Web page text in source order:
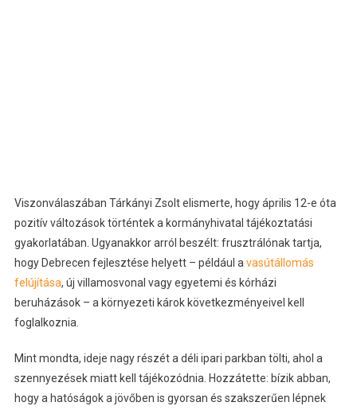
Viszonválaszában Tárkányi Zsolt elismerte, hogy április 12-e óta
pozitív változások történtek a kormányhivatal tájékoztatási
gyakorlatában. Ugyanakkor arról beszélt: frusztrálónak tartja,
hogy Debrecen fejlesztése helyett – például a vasútállomás
felújítása, új villamosvonal vagy egyetemi és kórházi
beruházások – a környezeti károk következményeivel kell
foglalkoznia.
Mint mondta, ideje nagy részét a déli ipari parkban tölti, ahol a
szennyezések miatt kell tájékozódnia. Hozzátette: bízik abban,
hogy a hatóságok a jövőben is gyorsan és szakszerűen lépnek